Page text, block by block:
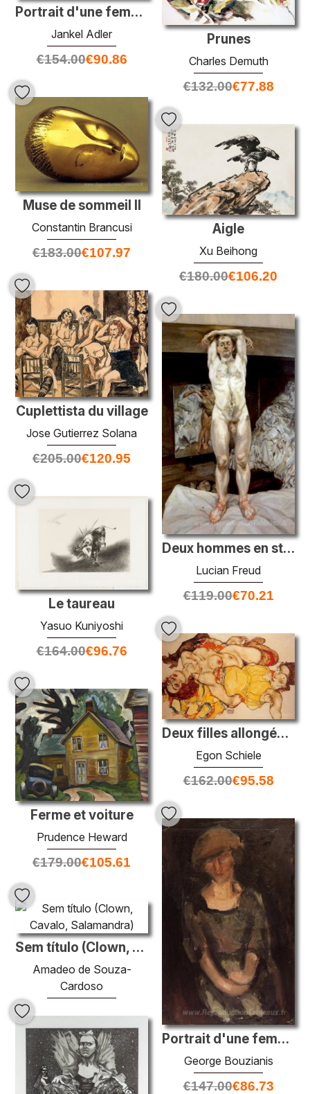
Portrait d'une femme
Jankel Adler
€154.00€90.86
Prunes
Charles Demuth
€132.00€77.88
Muse de sommeil II
Constantin Brancusi
€183.00€107.97
Aigle
Xu Beihong
€180.00€106.20
Cuplettista du village
Jose Gutierrez Solana
€205.00€120.95
Deux hommes en studio
Lucian Freud
€119.00€70.21
Le taureau
Yasuo Kuniyoshi
€164.00€96.76
Deux filles allongées enlacées
Egon Schiele
€162.00€95.58
Ferme et voiture
Prudence Heward
€179.00€105.61
Portrait d'une femme
George Bouzianis
€147.00€86.73
Sem título (Clown, Cavalo, Salamandra)
Amadeo de Souza-
Cardoso